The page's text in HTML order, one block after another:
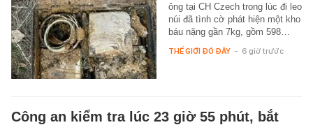
ông tại CH Czech trong lúc đi leo
núi đã tình cờ phát hiện một kho
báu nặng gần 7kg, gồm 598…
THẾ GIỚI ĐÓ ĐÂY - 6 giờ trước
Công an kiểm tra lúc 23 giờ 55 phút, bắt